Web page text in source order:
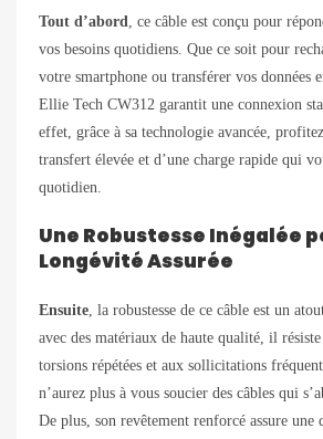
Tout d’abord, ce câble est conçu pour
vos besoins quotidiens. Que ce soit pour
votre smartphone ou transférer vos données
Ellie Tech CW312 garantit une connexion
effet, grâce à sa technologie avancée,
transfert élevée et d’une charge rapide qui
quotidien.
Une Robustesse Inégalée
Longévité Assurée
Ensuite, la robustesse de ce câble est un
avec des matériaux de haute qualité, il
torsions répétées et aux sollicitations
n’aurez plus à vous soucier des câbles qui
De plus, son revêtement renforcé assure une